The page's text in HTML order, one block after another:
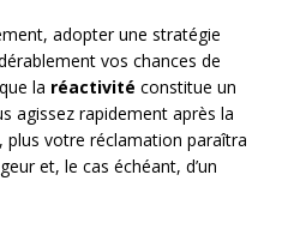
adopter une stratégie
vos chances de
la réactivité constitue un
agissez rapidement après la
votre réclamation paraîtra
et, le cas échéant, d’un